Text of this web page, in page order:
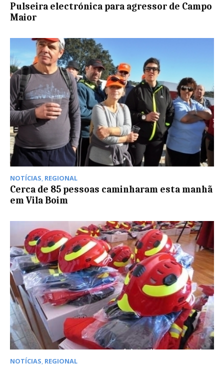
Pulseira electrónica para agressor de Campo
Maior
NOTÍCIAS, REGIONAL
Cerca de 85 pessoas caminharam esta manhã
em Vila Boim
NOTÍCIAS, REGIONAL